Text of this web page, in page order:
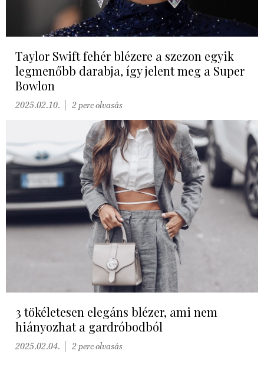
Taylor Swift fehér blézere a szezon egyik
legmenőbb darabja, így jelent meg a Super
Bowlon
2025.02.10. 2 perc olvasás
3 tökéletesen elegáns blézer, ami nem
hiányozhat a gardróbodból
2025.02.04. 2 perc olvasás